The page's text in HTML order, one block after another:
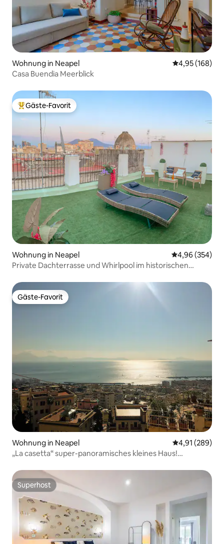
Wohnung in Neapel
4,95 (168)
Casa Buendia Meerblick
Beliebter Gäste-Favorit.
Gäste-Favorit
Wohnung in Neapel
4,96 (354)
Private Dachterrasse und Whirlpool im historischen
Gäste-Favorit
Gäste-Favorit
Wohnung in Neapel
4,91 (289)
„La casetta“ super-panoramisches kleines Haus!
Superhost
Superhost